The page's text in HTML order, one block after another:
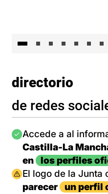
directorio
de redes
Imagen
Accede a al
Castilla-La
en
los perfiles
Imagen
El logo de la Junta
parecer
un perfil